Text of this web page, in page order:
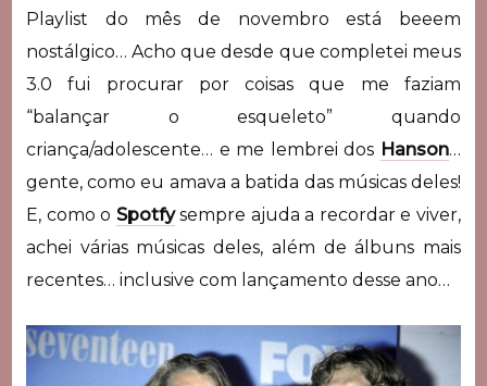
Playlist do mês de novembro está beeem
nostálgico… Acho que desde que completei meus
3.0 fui procurar por coisas que me faziam
“balançar o esqueleto” quando
criança/adolescente… e me lembrei dos Hanson…
gente, como eu amava a batida das músicas deles!
E, como o Spotfysempre ajuda a recordar e viver,
achei várias músicas deles, além de álbuns mais
recentes… inclusive com lançamento desse ano…